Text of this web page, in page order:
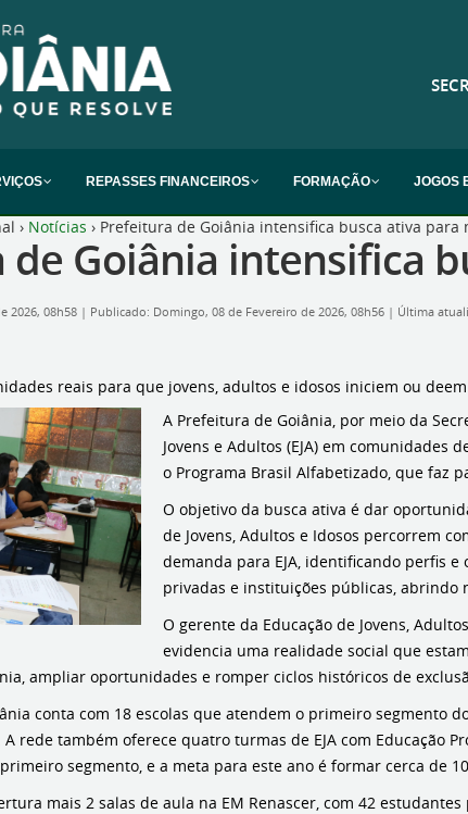
REPASSES FINANCEIROS FORMAÇÃO JOGOS
› Notícias › Prefeitura de Goiânia intensifica busca ativa para
Goiânia intensifica
2026, 08h58 | Publicado: Domingo, 08 de Fevereiro de 2026, 08h56 | Última
reais para que jovens, adultos e idosos iniciem ou
A Prefeitura de Goiânia, por meio da
Jovens e Adultos (EJA) em
o Programa Brasil Alfabetizado, que faz
O objetivo da busca ativa é dar
de Jovens, Adultos e Idosos percorrem
demanda para EJA, identificando perfis
privadas e instituições públicas, abrindo
O gerente da Educação de Jovens,
evidencia uma realidade social que
ampliar oportunidades e romper ciclos históricos de
conta com 18 escolas que atendem o primeiro segmento
rede também oferece quatro turmas de EJA com Educação
segmento, e a meta para este ano é formar cerca de
mais 2 salas de aula na EM Renascer, com 42